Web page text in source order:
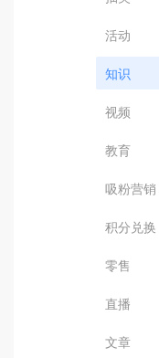
活动
知识
视频
教育
吸粉营销
积分兑换
零售
直播
文章